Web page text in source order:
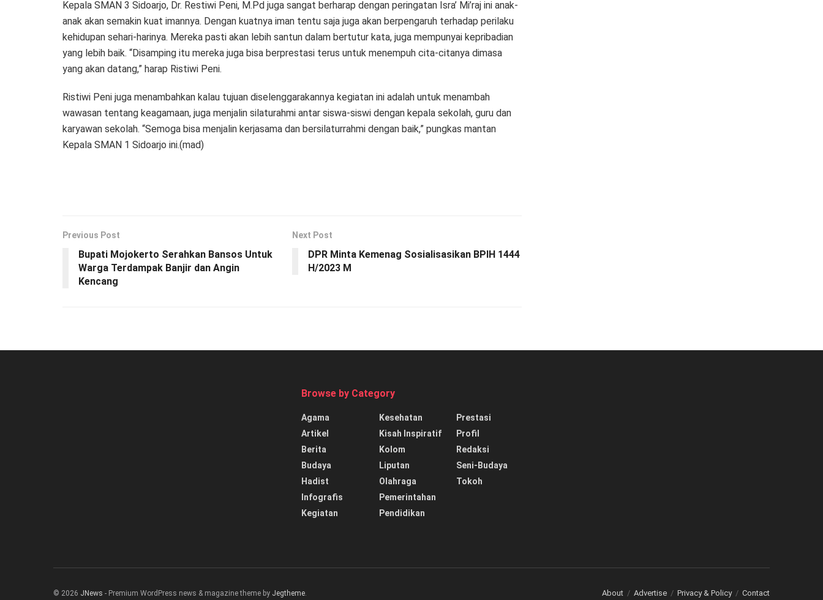
Kepala SMAN 3 Sidoarjo, Dr. Restiwi Peni, M.Pd juga sangat berharap dengan peringatan Isra’ Mi’raj ini anak-
anak akan semakin kuat imannya. Dengan kuatnya iman tentu saja juga akan berpengaruh terhadap perilaku
kehidupan sehari-harinya. Mereka pasti akan lebih santun dalam bertutur kata, juga mempunyai kepribadian
yang lebih baik. “Disamping itu mereka juga bisa berprestasi terus untuk menempuh cita-citanya dimasa
yang akan datang,” harap Ristiwi Peni.
Ristiwi Peni juga menambahkan kalau tujuan diselenggarakannya kegiatan ini adalah untuk menambah
wawasan tentang keagamaan, juga menjalin silaturahmi antar siswa-siswi dengan kepala sekolah, guru dan
karyawan sekolah. “Semoga bisa menjalin kerjasama dan bersilaturrahmi dengan baik,” pungkas mantan
Kepala SMAN 1 Sidoarjo ini.(mad)
Previous Post
Bupati Mojokerto Serahkan Bansos Untuk
Warga Terdampak Banjir dan Angin
Kencang
Next Post
DPR Minta Kemenag Sosialisasikan BPIH 1444
H/2023 M
Browse by Category
Agama
Artikel
Berita
Budaya
Hadist
Infografis
Kegiatan
Kesehatan
Kisah Inspiratif
Kolom
Liputan
Olahraga
Pemerintahan
Pendidikan
Prestasi
Profil
Redaksi
Seni-Budaya
Tokoh
About Advertise Privacy & Policy Contact
© 2026 JNews - Premium WordPress news & magazine theme by Jegtheme